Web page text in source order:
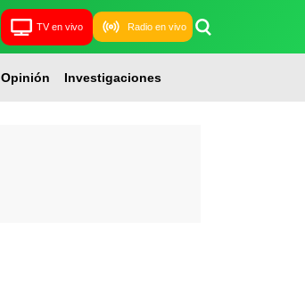
TV en vivo Radio en vivo
Opinión Investigaciones